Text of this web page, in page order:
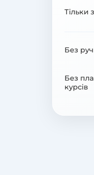
Тільки
Без
Без
курсів